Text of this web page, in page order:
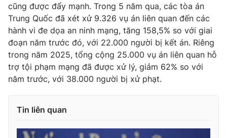
cũng được đẩy mạnh. Trong 5 năm qua, các tòa án
Trung Quốc đã xét xử 9.326 vụ án liên quan đến các
hành vi đe dọa an ninh mạng, tăng 158,5% so với giai
đoạn năm trước đó, với 22.000 người bị kết án. Riêng
trong năm 2025, tổng cộng 25.000 vụ án liên quan hỗ
trợ tội phạm mạng đã được xử lý, giảm 62% so với
năm trước, với 38.000 người bị xử phạt.
Tin liên quan